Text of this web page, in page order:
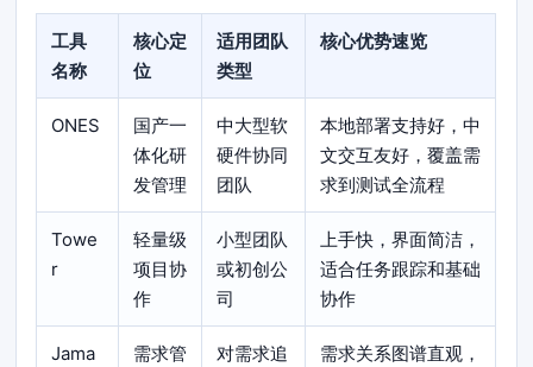
工具
名称
核心定
位
适用团队
类型
核心优势速览
ONES
国产一
体化研
发管理
中大型软
硬件协同
团队
本地部署支持好，中
文交互友好，覆盖需
求到测试全流程
Towe
r
轻量级
项目协
作
小型团队
或初创公
司
上手快，界面简洁，
适合任务跟踪和基础
协作
Jama
需求管
对需求追
需求关系图谱直观，